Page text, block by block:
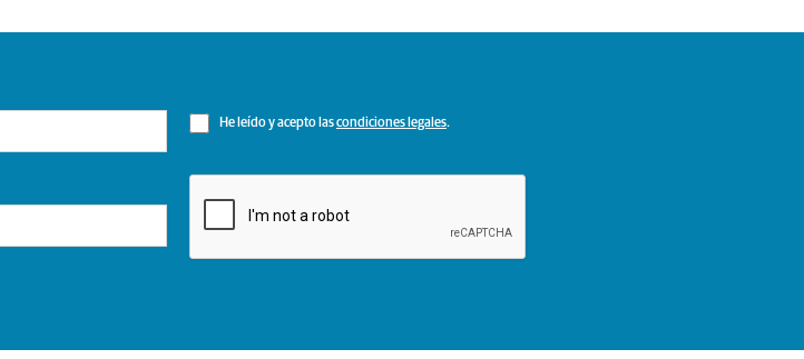
He leído y acepto lascondiciones legales.